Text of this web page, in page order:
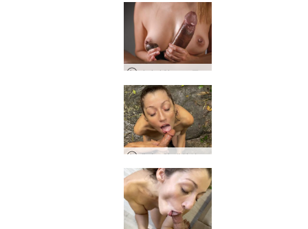
아마야와 고로 큰 가슴과 큰 발기
제이드와 세인의 와일드 정글 섹스